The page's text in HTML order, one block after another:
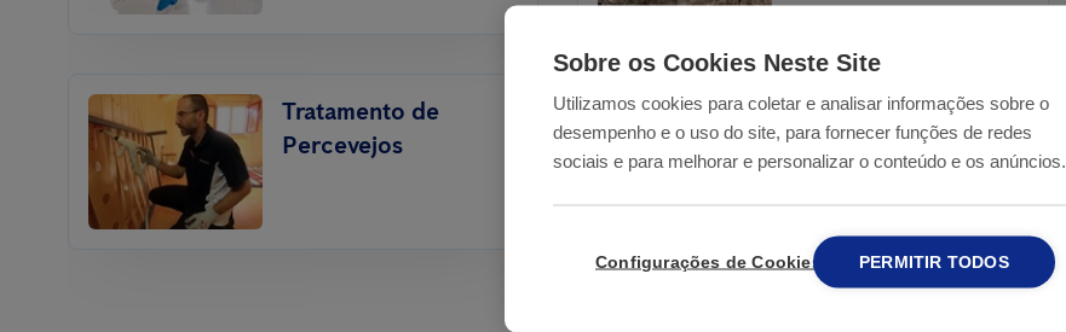
Tratamento de
Percevejos
Tratamento de
Térmitas
Sobre os Cookies Neste Site
Utilizamos cookies para coletar e analisar informações sobre o
desempenho e o uso do site, para fornecer funções de redes
sociais e para melhorar e personalizar o conteúdo e os anúncios.
Configurações de Cookies PERMITIR TODOS